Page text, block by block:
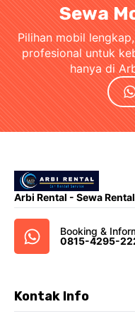
Sewa
Pilihan mobil
profesional untuk
hanya di
Arbi Rental - Sewa
Booking &
0815-4295-
Kontak Info